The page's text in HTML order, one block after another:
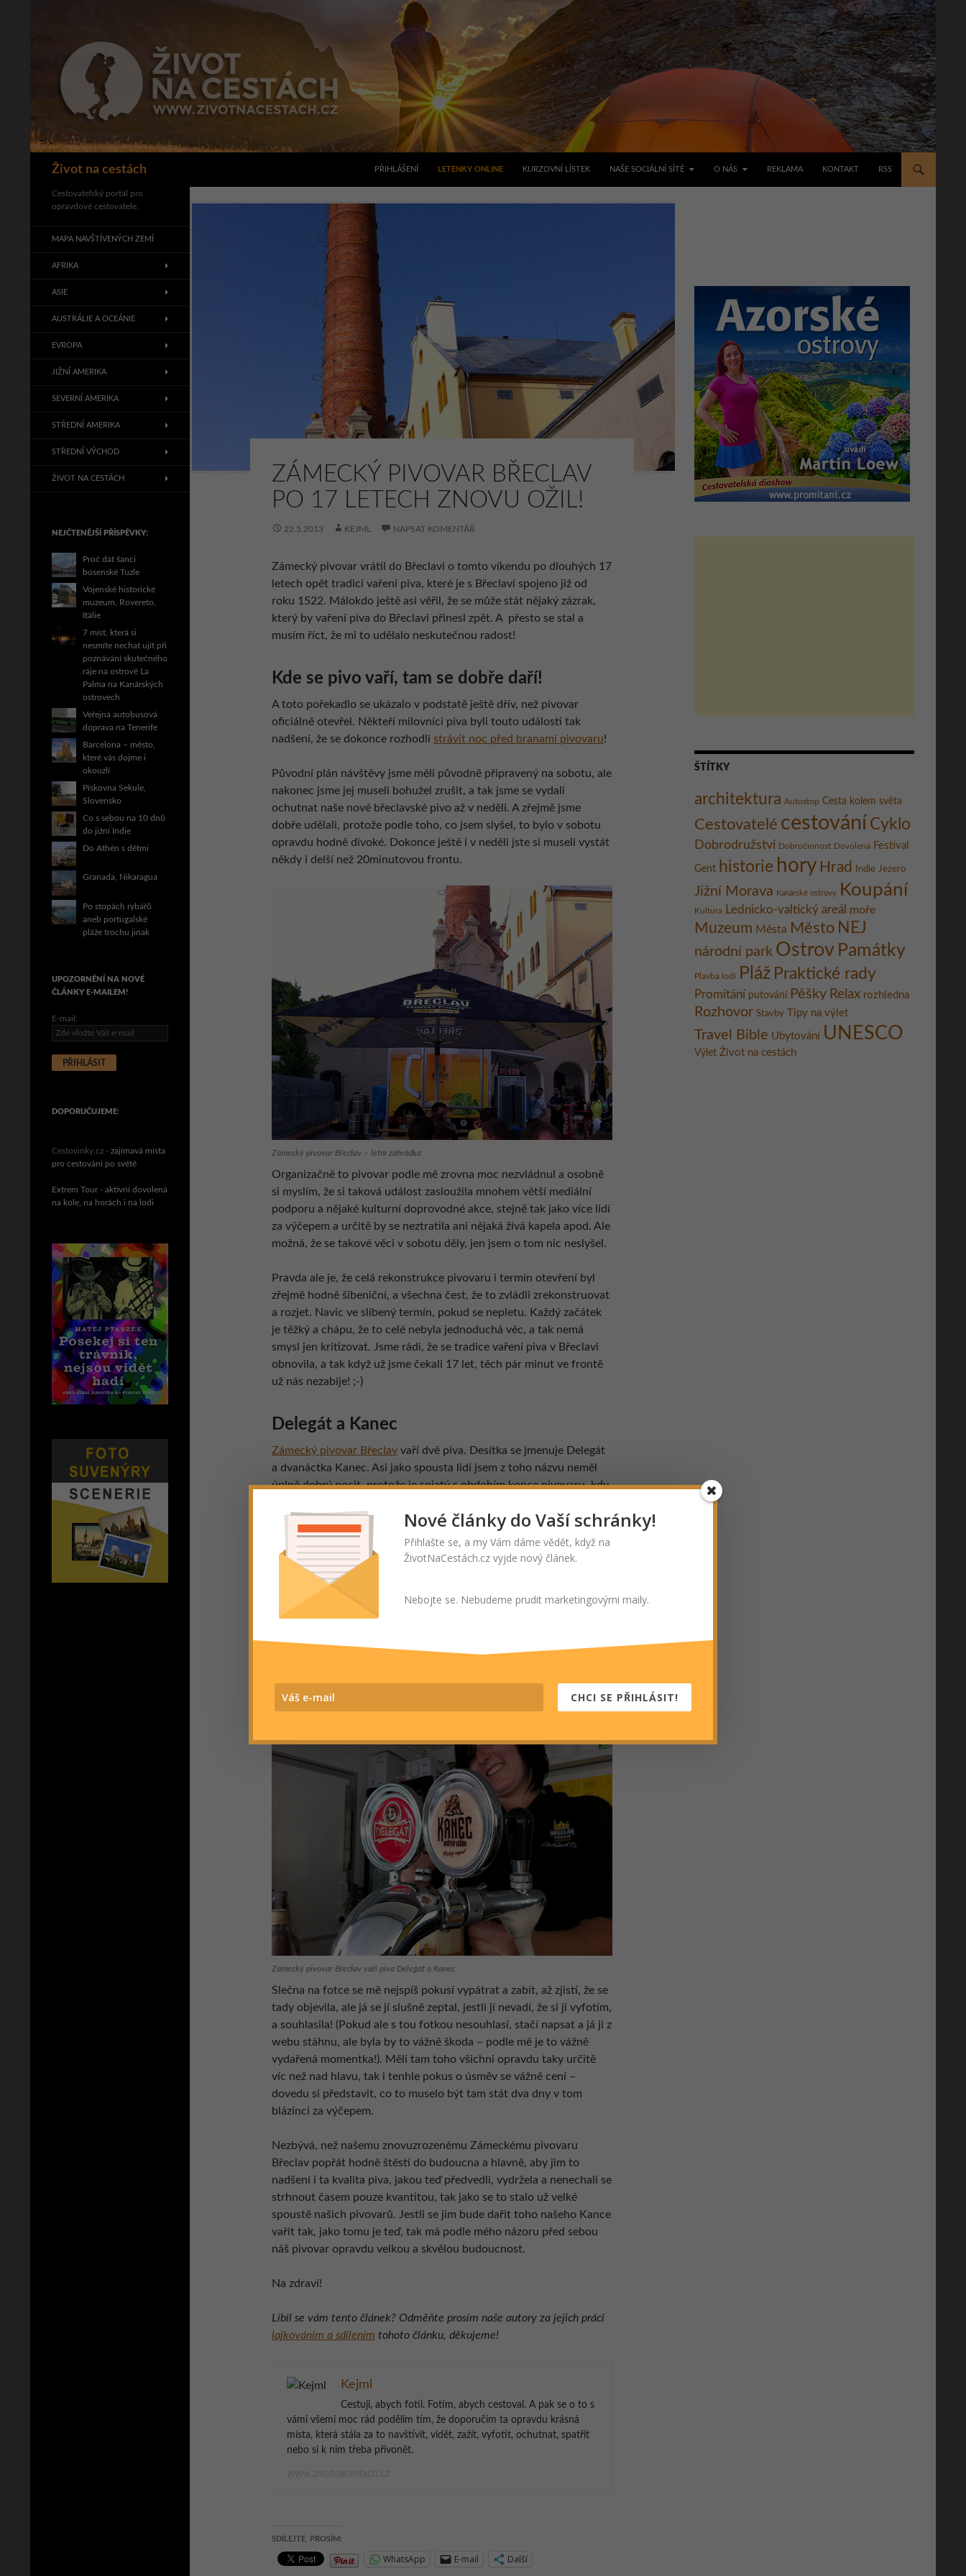
Život na cestách
Hledat
PŘIHLÁŠENÍ LETENKY ONLINE KURZOVNÍ LÍSTEK NAŠE SOCIÁLNÍ SÍTĚ O NÁS REKLAMA KONTAKT RSS
ZÁMECKÝ PIVOVAR BŘECLAV
PO 17 LETECH ZNOVU OŽIL!
22.5.2013 KEJML NAPSAT KOMENTÁŘ
Zámecký pivovar vrátil do Břeclavi o tomto víkendu po dlouhých 17
letech opět tradici vaření piva, které je s Břeclaví spojeno již od
roku 1522. Málokdo ještě asi věřil, že se může stát nějaký zázrak,
který by vaření piva do Břeclavi přinesl zpět. A přesto se stal a
musím říct, že mi to udělalo neskutečnou radost!
Kde se pivo vaří, tam se dobře daří!
A toto pořekadlo se ukázalo v podstatě ještě dřív, než pivovar
oficiálně otevřel. Někteří milovníci piva byli touto událostí tak
nadšení, že se dokonce rozhodli strávit noc před branami pivovaru!
Původní plán návštěvy jsme měli původně připravený na sobotu, ale
nakonec jsme jej museli bohužel zrušit, a tak jsme se vydali
ochutnat naše nové břeclavské pivo až v neděli. A zřejmě jsme
dobře udělali, protože podle toho, co jsem slyšel, to bylo v sobotu
opravdu hodně divoké. Dokonce ještě i v neděli jste si museli vystát
někdy i delší než 20minutovou frontu.
Zámecký pivovar Břeclav – letní zahrádka
Organizačně to pivovar podle mě zrovna moc nezvládnul a osobně
si myslím, že si taková událost zasloužila mnohem větší mediální
podporu a nějaké kulturní doprovodné akce, stejně tak jako více lidí
za výčepem a určitě by se neztratila ani nějaká živá kapela apod. Ale
možná, že se takové věci v sobotu děly, jen jsem o tom nic neslyšel.
Pravda ale je, že celá rekonstrukce pivovaru i termín otevření byl
zřejmě hodně šibeniční, a všechna čest, že to zvládli zrekonstruovat
a rozjet. Navíc ve slíbený termín, pokud se nepletu. Každý začátek
je těžký a chápu, že to celé nebyla jednoduchá věc, a tak nemá
smysl jen kritizovat. Jsme rádi, že se tradice vaření piva v Břeclavi
obnovila, a tak když už jsme čekali 17 let, těch pár minut ve frontě
už nás nezabije! ;-)
Delegát a Kanec
Zámecký pivovar Břeclav vaří dvě piva. Desítka se jmenuje Delegát
a dvanáctka Kanec. Asi jako spousta lidí jsem z toho názvu neměl
úplně dobrý pocit, protože je spjatý s obdobím konce pivovaru, kdy
nenávratně pryč a musím říct, že náš nový břeclavský Kanec mě
opravdu neskutečně překvapil a potěšil!
Nevím, jestli je to částěčně ovlivněno i tím, že jsem hrdý na to, že
má naše město zase pivovar (a to určitě konec konců taky), ale
upřímně říkám, že je to suverénně nejlepší pivo, jaké jsem za
nebo přehánět. Skutečně je to tak a alespoň mně se trefili do chuti
úplně na maximum! Desítku jsem díky tomu vlastně pak už ani
Zámecký pivovar Břeclav vaří piva Delegát a Kanec
Slečna na fotce se mě nejspíš pokusí vypátrat a zabít, až zjistí, že se
tady objevila, ale já se jí slušně zeptal, jestli jí nevadí, že si ji vyfotím,
a souhlasila! (Pokud ale s tou fotkou nesouhlasí, stačí napsat a já ji z
webu stáhnu, ale byla by to vážně škoda – podle mě je to vážně
vydařená momentka!). Měli tam toho všichni opravdu taky určitě
víc než nad hlavu, tak i tenhle pokus o úsměv se vážně cení –
dovedu si představit, co to muselo být tam stát dva dny v tom
blázinci za výčepem.
Nezbývá, než našemu znovuzrozenému Zámeckému pivovaru
Břeclav popřát hodně štěstí do budoucna a hlavně, aby jim to
nadšení i ta kvalita piva, jakou teď předvedli, vydržela a nenechali se
strhnout časem pouze kvantitou, tak jako se to stalo už velké
spoustě našich pivovarů. Jestli se jim bude dařit toho našeho Kance
vařit tak, jako tomu je teď, tak má podle mého názoru před sebou
náš pivovar opravdu velkou a skvělou budoucnost.
Na zdraví!
Líbil se vám tento článek? Odměňte prosím naše autory za jejich práci
lajkováním a sdílením tohoto článku, děkujeme!
Kejml
Cestuji, abych fotil. Fotím, abych cestoval. A pak se o to s
vámi všemi moc rád podělím tím, že doporučím ta opravdu krásná
místa, která stála za to navštívit, vidět, zažít, vyfotit, ochutnat, spatřit
nebo si k nim třeba přivonět.
SDÍLEJTE, PROSÍM:
WhatsApp E-mail Další
ŠTÍTKY
architektura Autostop Cesta kolem světa
Cestovatelé cestování Cyklo
Dobrodružství Dobročinnost Dovolená Festival
Gent historie hory Hrad Indie Jezero
Jižní Morava Kanárské ostrovy Koupání
Kultura Lednicko-valtický areál moře
Muzeum Města Město NEJ
národní park Ostrov Památky
Plavba lodí Pláž Praktické rady
Promítání putování Pěšky Relax rozhledna
Rozhovor Stavby Tipy na výlet
Travel Bible Ubytování UNESCO
Výlet Život na cestách
Cestovatelský portál pro
opravdové cestovatele.
MAPA NAVŠTÍVENÝCH ZEMÍ
AFRIKA
ASIE
AUSTRÁLIE A OCEÁNIE
EVROPA
JIŽNÍ AMERIKA
SEVERNÍ AMERIKA
STŘEDNÍ AMERIKA
STŘEDNÍ VÝCHOD
ŽIVOT NA CESTÁCH
NEJČTENĚJŠÍ PŘÍSPĚVKY:
Proč dát šanci
bosenské Tuzle
Vojenské historické
muzeum, Rovereto,
Itálie
7 míst, která si
nesmíte nechat ujít při
poznávání skutečného
ráje na ostrově La
Palma na Kanárských
ostrovech
Veřejná autobusová
doprava na Tenerife
Barcelona – město,
které vás dojme i
okouzlí
Pískovna Sekule,
Slovensko
Co s sebou na 10 dnů
do jižní Indie
Do Athén s dětmi
Granada, Nikaragua
Po stopách rybářů
aneb portugalské
pláže trochu jinak
UPOZORNĚNÍ NA NOVÉ
ČLÁNKY E-MAILEM!
E-mail:
DOPORUČUJEME:
Cestovinky.cz - zajímavá místa
pro cestování po světě
Extrem Tour - aktivní dovolená
na kole, na horách i na lodi
Nové články do Vaší schránky!
Přihlašte se, a my Vám dáme vědět, když na
ŽivotNaCestách.cz vyjde nový článek.
Nebojte se. Nebudeme prudit marketingovými maily.
CHCI SE PŘIHLÁSIT!